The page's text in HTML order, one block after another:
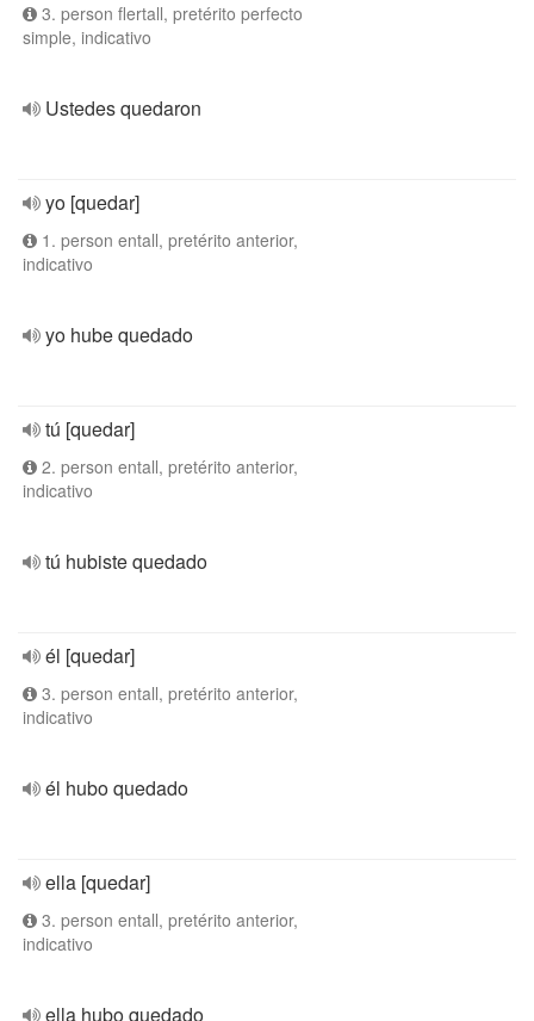
3. person flertall, pretérito perfecto
simple, indicativo
Ustedes quedaron
yo [quedar]
1. person entall, pretérito anterior,
indicativo
yo hube quedado
tú [quedar]
2. person entall, pretérito anterior,
indicativo
tú hubiste quedado
él [quedar]
3. person entall, pretérito anterior,
indicativo
él hubo quedado
ella [quedar]
3. person entall, pretérito anterior,
indicativo
ella hubo quedado